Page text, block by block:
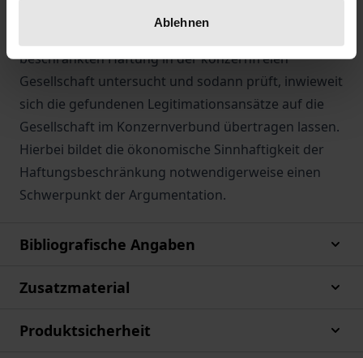
Ablehnen
beschränkten Haftung in der konzernfreien
Gesellschaft untersucht und sodann prüft, inwieweit
sich die gefundenen Legitimationsansätze auf die
Gesellschaft im Konzernverbund übertragen lassen.
Hierbei bildet die ökonomische Sinnhaftigkeit der
Haftungsbeschränkung notwendigerweise einen
Schwerpunkt der Argumentation.
Bibliografische Angaben
Zusatzmaterial
Produktsicherheit